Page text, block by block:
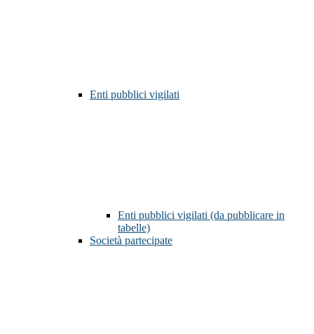
Enti pubblici vigilati
Enti pubblici vigilati (da pubblicare in
tabelle)
Società partecipate